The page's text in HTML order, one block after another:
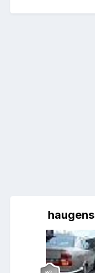
haugens